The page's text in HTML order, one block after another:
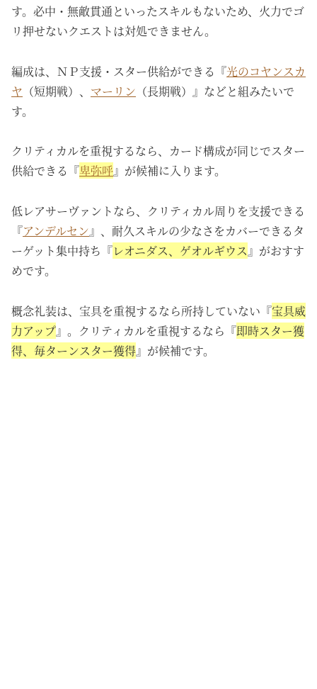
す。必中・無敵貫通といったスキルもないため、火力でゴ
リ押せないクエストは対処できません。
編成は、ＮＰ支援・スター供給ができる『光のコヤンスカ
ヤ （短期戦）、 マーリン （長期戦）』などと組みたいで
す。
クリティカルを重視するなら、カード構成が同じでスター
供給できる『卑弥呼』が候補に入ります。
低レアサーヴァントなら、クリティカル周りを支援できる
『アンデルセン』、耐久スキルの少なさをカバーできるタ
ーゲット集中持ち『レオニダス、ゲオルギウス』がおすす
めです。
概念礼装は、宝具を重視するなら所持していない『宝具威
力アップ』。クリティカルを重視するなら『即時スター獲
得、毎ターンスター獲得』が候補です。